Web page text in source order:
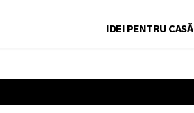
IDEI PENTRU CASĂ